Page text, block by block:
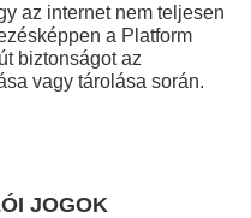
az internet nem teljesen
a Platform
biztonságot az
vagy tárolása során.
JOGOK